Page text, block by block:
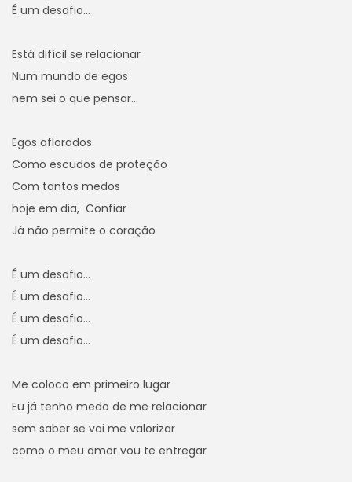
É um desafio…
Está difícil se relacionar
Num mundo de egos
nem sei o que pensar…
Egos aflorados
Como escudos de proteção
Com tantos medos
hoje em dia, Confiar
Já não permite o coração
É um desafio…
É um desafio…
É um desafio…
É um desafio…
Me coloco em primeiro lugar
Eu já tenho medo de me relacionar
sem saber se vai me valorizar
como o meu amor vou te entregar